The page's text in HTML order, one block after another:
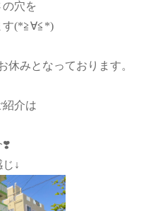
穴を
す(*≧∀≦*)
休みとなっております。
介は
❣️
↓